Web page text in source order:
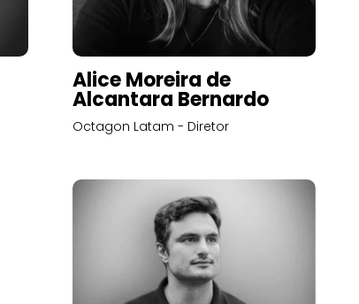
Alice Moreira de
Alcantara Bernardo
Octagon Latam - Diretor